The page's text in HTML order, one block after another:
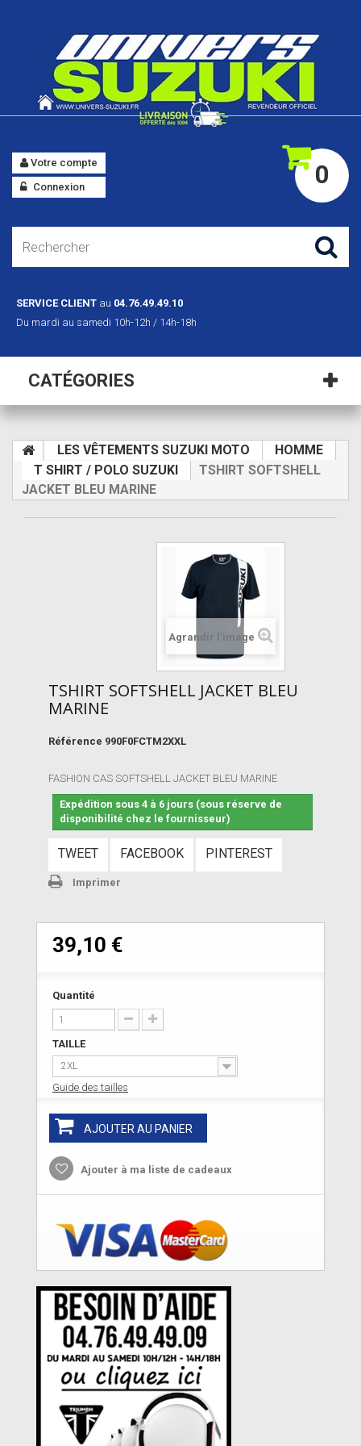
0
Votre compte
Connexion
SERVICE CLIENT au 04.76.49.49.10
Du mardi au samedi 10h-12h / 14h-18h
CATÉGORIES
LES VÊTEMENTS SUZUKI MOTO
HOMME
T SHIRT / POLO SUZUKI
TSHIRT SOFTSHELL
JACKET BLEU MARINE
Agrandir l'image
TSHIRT SOFTSHELL JACKET BLEU
MARINE
Référence 990F0FCTM2XXL
FASHION CAS SOFTSHELL JACKET BLEU MARINE
Expédition sous 4 à 6 jours (sous réserve de
disponibilité chez le fournisseur)
TWEET FACEBOOK PINTEREST
Imprimer
39,10 €
Quantité
TAILLE
2XL
Guide des tailles
AJOUTER AU PANIER
Ajouter à ma liste de cadeaux